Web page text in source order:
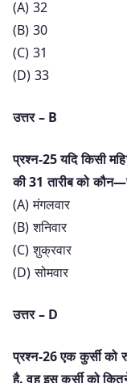
(A) 32
(B) 30
(C) 31
(D) 33
उत्तर – B
प्रश्न-25 यदि किसी
की 31 तारीब को
(A) मंगलवार
(B) शनिवार
(C) शुक्रवार
(D) सोमवार
उत्तर – D
प्रश्न-26 एक कुर्सी को
है. वह इस कुर्सी को